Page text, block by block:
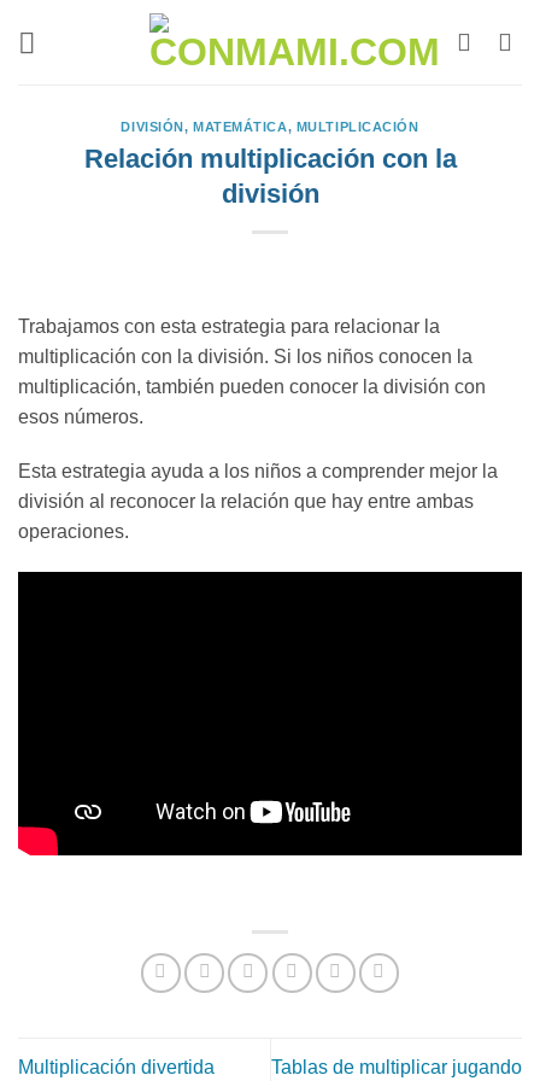
DIVISIÓN,MATEMÁTICA, MULTIPLICACIÓN
Relación multiplicación con la
división
Trabajamos con esta estrategia para relacionar la
multiplicación con la división. Si los niños conocen la
multiplicación, también pueden conocer la división con
esos números.
Esta estrategia ayuda a los niños a comprender mejor la
división al reconocer la relación que hay entre ambas
operaciones.
Multiplicación divertida Tablas de multiplicar jugando